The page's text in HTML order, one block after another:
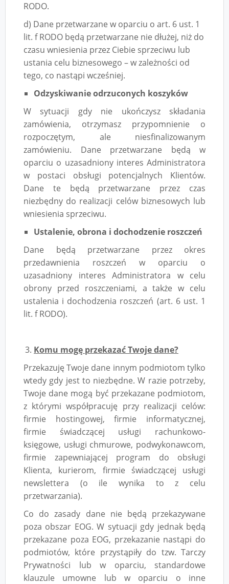
RODO.
d) Dane przetwarzane w oparciu o art. 6 ust. 1
lit. f RODO będą przetwarzane nie dłużej, niż do
czasu wniesienia przez Ciebie sprzeciwu lub
ustania celu biznesowego – w zależności od
tego, co nastąpi wcześniej.
Odzyskiwanie odrzuconych koszyków
W sytuacji gdy nie ukończysz składania
zamówienia, otrzymasz przypomnienie o
rozpoczętym, ale niesfinalizowanym
zamówieniu. Dane przetwarzane będą w
oparciu o uzasadniony interes Administratora
w postaci obsługi potencjalnych Klientów.
Dane te będą przetwarzane przez czas
niezbędny do realizacji celów biznesowych lub
wniesienia sprzeciwu.
Ustalenie, obrona i dochodzenie roszczeń
Dane będą przetwarzane przez okres
przedawnienia roszczeń w oparciu o
uzasadniony interes Administratora w celu
obrony przed roszczeniami, a także w celu
ustalenia i dochodzenia roszczeń (art. 6 ust. 1
lit. f RODO).
Komu mogę przekazać Twoje dane?
Przekazuję Twoje dane innym podmiotom tylko
wtedy gdy jest to niezbędne. W razie potrzeby,
Twoje dane mogą być przekazane podmiotom,
z którymi współpracuję przy realizacji celów:
firmie hostingowej, firmie informatycznej,
firmie świadczącej usługi rachunkowo-
księgowe, usługi chmurowe, podwykonawcom,
firmie zapewniającej program do obsługi
Klienta, kurierom, firmie świadczącej usługi
newslettera (o ile wynika to z celu
przetwarzania).
Co do zasady dane nie będą przekazywane
poza obszar EOG. W sytuacji gdy jednak będą
przekazane poza EOG, przekazanie nastąpi do
podmiotów, które przystąpiły do tzw. Tarczy
Prywatności lub w oparciu, standardowe
klauzule umowne lub w oparciu o inne